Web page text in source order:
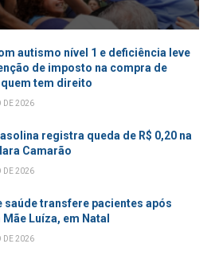
autismo nível 1 e deficiência leve
de imposto na compra de
tem direito
DE 2026
registra queda de R$ 0,20 na
Camarão
DE 2026
saúde transfere pacientes após
Luíza, em Natal
DE 2026